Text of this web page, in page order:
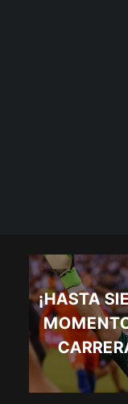
¡HASTA